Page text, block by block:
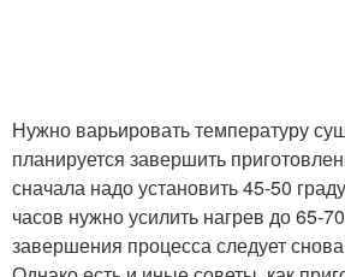
Нужно варьировать температуру
планируется завершить
сначала надо установить 45-50
часов нужно усилить нагрев до 65-
завершения процесса следует